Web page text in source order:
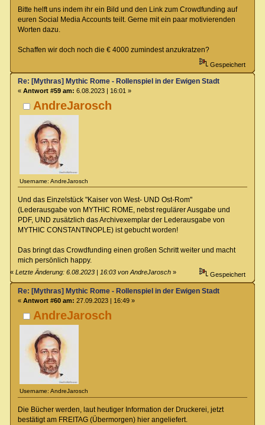
Bitte helft uns indem ihr ein Bild und den Link zum Crowdfunding auf
euren Social Media Accounts teilt. Gerne mit ein paar motivierenden
Worten dazu.
Schaffen wir doch noch die € 4000 zumindest anzukratzen?
Gespeichert
AndreJarosch
Username: AndreJarosch
Re: [Mythras] Mythic Rome - Rollenspiel in der Ewigen Stadt
« Antwort #59 am: 6.08.2023 | 16:01 »
Und das Einzelstück "Kaiser von West- UND Ost-Rom"
(Lederausgabe von MYTHIC ROME, nebst regulärer Ausgabe und
PDF, UND zusätzlich das Archivexemplar der Lederausgabe von
MYTHIC CONSTANTINOPLE) ist gebucht worden!
Das bringt das Crowdfunding einen großen Schritt weiter und macht
mich persönlich happy.
«Letzte Änderung: 6.08.2023 | 16:03 von AndreJarosch » Gespeichert
AndreJarosch
Username: AndreJarosch
Re: [Mythras] Mythic Rome - Rollenspiel in der Ewigen Stadt
« Antwort #60 am: 27.09.2023 | 16:49 »
Die Bücher werden, laut heutiger Information der Druckerei, jetzt
bestätigt am FREITAG (Übermorgen) hier angeliefert.